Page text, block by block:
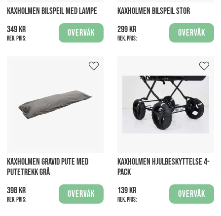
KAXHOLMEN BILSPEIL MED LAMPE
349 kr
Rek. pris:
Overvåk
KAXHOLMEN BILSPEIL STOR
299 kr
Rek. pris:
Overvåk
KAXHOLMEN GRAVID PUTE MED
PUTETREKK GRÅ
398 kr
Rek. pris:
Overvåk
KAXHOLMEN HJULBESKYTTELSE 4-
PACK
139 kr
Rek. pris:
Overvåk